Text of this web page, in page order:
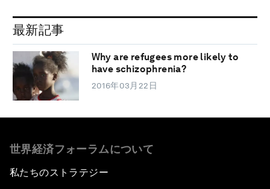
最新記事
Why are refugees more likely to
have schizophrenia?
2016年03月22日
世界経済フォーラムについて
私たちのストラテジー